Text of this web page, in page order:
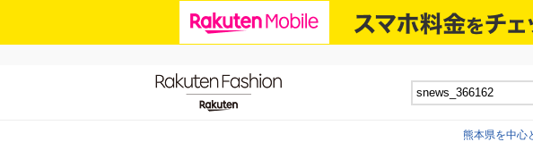
熊本県を中心